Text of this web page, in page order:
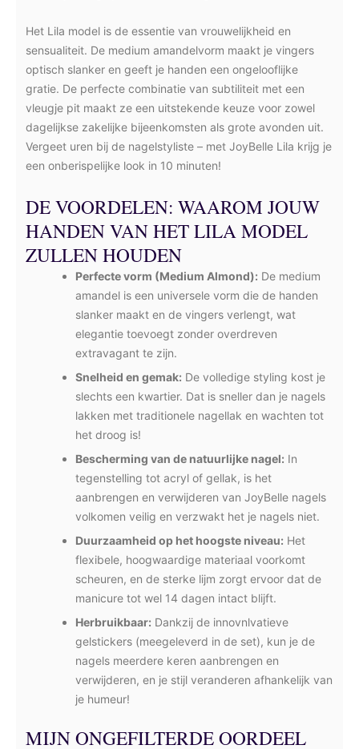
Het Lila model is de essentie van vrouwelijkheid en
sensualiteit. De medium amandelvorm maakt je vingers
optisch slanker en geeft je handen een ongelooflijke
gratie. De perfecte combinatie van subtiliteit met een
vleugje pit maakt ze een uitstekende keuze voor zowel
dagelijkse zakelijke bijeenkomsten als grote avonden uit.
Vergeet uren bij de nagelstyliste – met JoyBelle Lila krijg je
een onberispelijke look in 10 minuten!
DE VOORDELEN: WAAROM JOUW
HANDEN VAN HET LILA MODEL
ZULLEN HOUDEN
Perfecte vorm (Medium Almond): De medium
amandel is een universele vorm die de handen
slanker maakt en de vingers verlengt, wat
elegantie toevoegt zonder overdreven
extravagant te zijn.
Snelheid en gemak: De volledige styling kost je
slechts een kwartier. Dat is sneller dan je nagels
lakken met traditionele nagellak en wachten tot
het droog is!
Bescherming van de natuurlijke nagel: In
tegenstelling tot acryl of gellak, is het
aanbrengen en verwijderen van JoyBelle nagels
volkomen veilig en verzwakt het je nagels niet.
Duurzaamheid op het hoogste niveau: Het
flexibele, hoogwaardige materiaal voorkomt
scheuren, en de sterke lijm zorgt ervoor dat de
manicure tot wel 14 dagen intact blijft.
Herbruikbaar: Dankzij de innovnlvatieve
gelstickers (meegeleverd in de set), kun je de
nagels meerdere keren aanbrengen en
verwijderen, en je stijl veranderen afhankelijk van
je humeur!
MIJN ONGEFILTERDE OORDEEL